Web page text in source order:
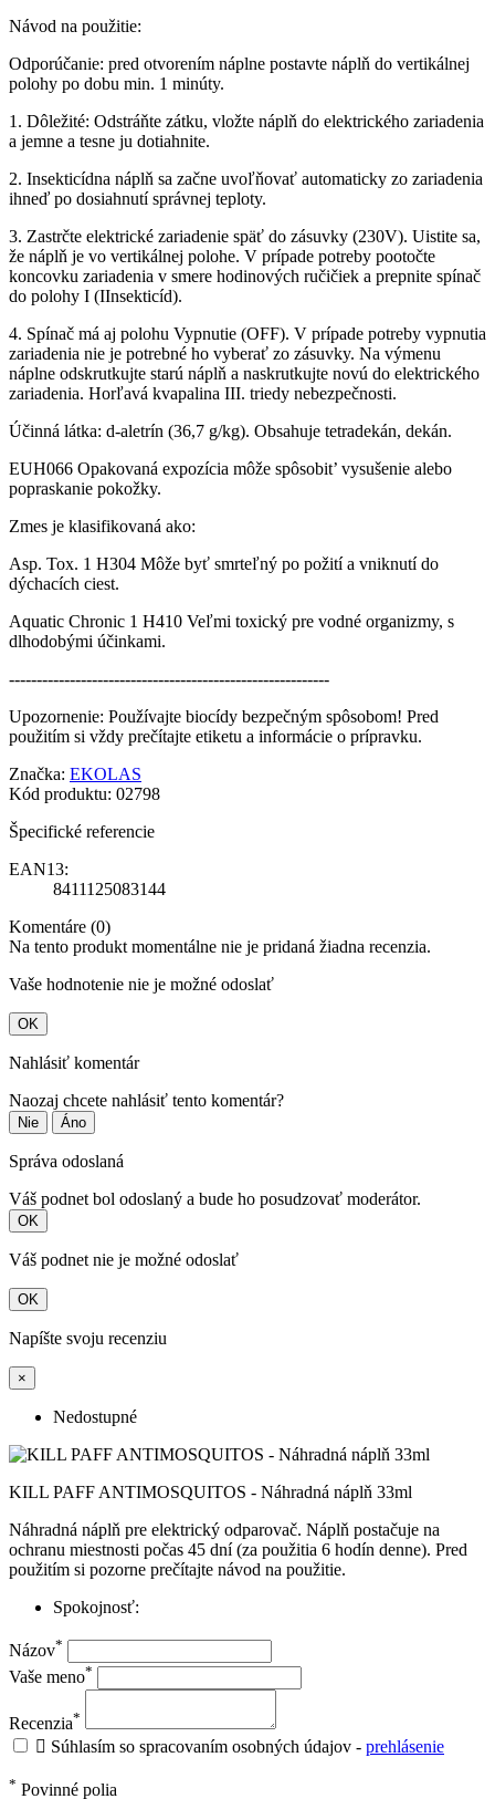
Návod na použitie:
Odporúčanie: pred otvorením náplne postavte náplň do vertikálnej
polohy po dobu min. 1 minúty.
1. Dôležité: Odstráňte zátku, vložte náplň do elektrického zariadenia
a jemne a tesne ju dotiahnite.
2. Insekticídna náplň sa začne uvoľňovať automaticky zo zariadenia
ihneď po dosiahnutí správnej teploty.
3. Zastrčte elektrické zariadenie späť do zásuvky (230V). Uistite sa,
že náplň je vo vertikálnej polohe. V prípade potreby pootočte
koncovku zariadenia v smere hodinových ručičiek a prepnite spínač
do polohy I (IInsekticíd).
4. Spínač má aj polohu Vypnutie (OFF). V prípade potreby vypnutia
zariadenia nie je potrebné ho vyberať zo zásuvky. Na výmenu
náplne odskrutkujte starú náplň a naskrutkujte novú do elektrického
zariadenia. Horľavá kvapalina III. triedy nebezpečnosti.
Účinná látka: d-aletrín (36,7 g/kg). Obsahuje tetradekán, dekán.
EUH066 Opakovaná expozícia môže spôsobit’ vysušenie alebo
popraskanie pokožky.
Zmes je klasifikovaná ako:
Asp. Tox. 1 H304 Môže byť smrteľný po požití a vniknutí do
dýchacích ciest.
Aquatic Chronic 1 H410 Veľmi toxický pre vodné organizmy, s
dlhodobými účinkami.
----------------------------------------------------------
Upozornenie: Používajte biocídy bezpečným spôsobom! Pred
použitím si vždy prečítajte etiketu a informácie o prípravku.
Značka: EKOLAS
Kód produktu: 02798
Špecifické referencie
EAN13:
8411125083144
Komentáre (0)
Na tento produkt momentálne nie je pridaná žiadna recenzia.
Vaše hodnotenie nie je možné odoslať
OK
Nahlásiť komentár
Naozaj chcete nahlásiť tento komentár?
Nie Áno
Správa odoslaná
Váš podnet bol odoslaný a bude ho posudzovať moderátor.
OK
Váš podnet nie je možné odoslať
OK
Napíšte svoju recenziu
×
Nedostupné
KILL PAFF ANTIMOSQUITOS - Náhradná náplň 33ml
Náhradná náplň pre elektrický odparovač. Náplň postačuje na
ochranu miestnosti počas 45 dní (za použitia 6 hodín denne). Pred
použitím si pozorne prečítajte návod na použitie.
Spokojnosť:
Názov*
Vaše meno*
Recenzia*
 Súhlasím so spracovaním osobných údajov - prehlásenie
* Povinné polia